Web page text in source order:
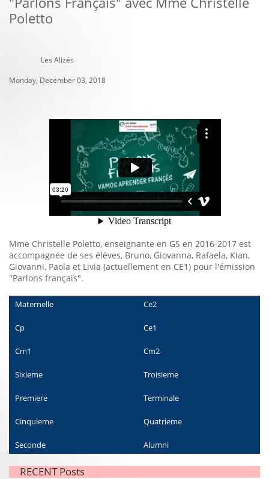
Poletto
Les Alizés
Monday, December 03, 2018
Mme Christelle Poletto, enseignante en GS en 2016-2017 est
accompagnée de ses élèves, Bruno, Giovanna, Rafaela, Kian,
Giovanni, Paola et Livia (actuellement en CE1) pour l'émission
"Parlons français".
Maternelle Ce2
Cp Ce1
Cm1 Cm2
Sixieme Troisieme
Premiere Terminale
Cinquieme Quatrieme
Seconde Alumni
RECENT Posts